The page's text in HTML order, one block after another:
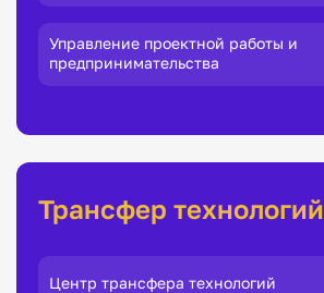
Управление проектной работы и
предпринимательства
Трансфер технологий
Центр трансфера технологий